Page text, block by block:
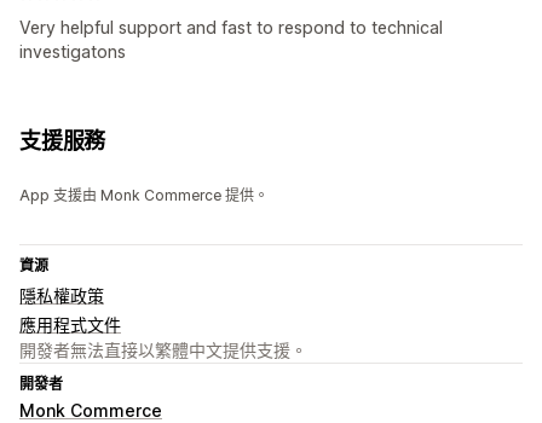
Very helpful support and fast to respond to technical
investigatons
支援服務
App 支援由 Monk Commerce 提供。
資源
隱私權政策
應用程式文件
開發者無法直接以繁體中文提供支援。
開發者
Monk Commerce